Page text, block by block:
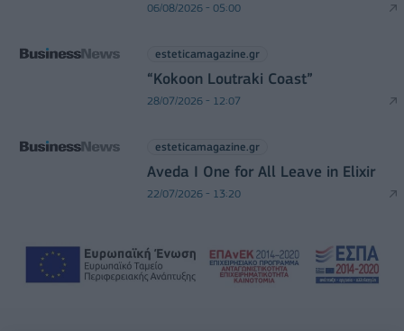
06/08/2026 - 05:00
esteticamagazine.gr
“Kokoon Loutraki Coast”
28/07/2026 - 12:07
esteticamagazine.gr
Aveda I One for All Leave in Elixir
22/07/2026 - 13:20